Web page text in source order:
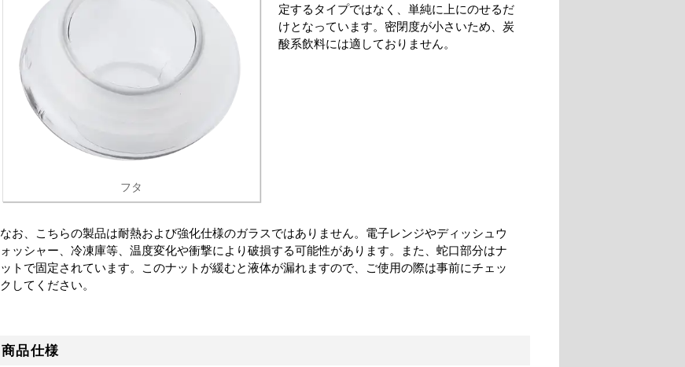
フタ
定するタイプではなく、単純に上にのせるだ
けとなっています。密閉度が小さいため、炭
酸系飲料には適しておりません。
なお、こちらの製品は耐熱および強化仕様のガラスではありません。電子レンジやディッシュウ
ォッシャー、冷凍庫等、温度変化や衝撃により破損する可能性があります。また、蛇口部分はナ
ットで固定されています。このナットが緩むと液体が漏れますので、ご使用の際は事前にチェッ
クしてください。
商品仕様